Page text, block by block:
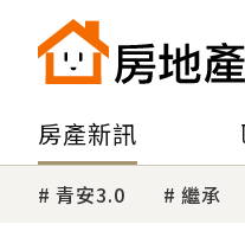
房產新訊
青安3.0 繼承